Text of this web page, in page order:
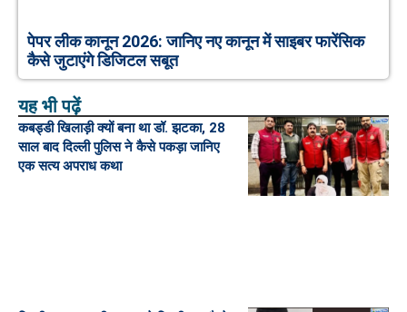
पेपर लीक कानून 2026: जानिए नए कानून में साइबर फारेंसिक
कैसे जुटाएंगे डिजिटल सबूत
यह भी पढ़ें
कबड्डी खिलाड़ी क्यों बना था डॉ. झटका, 28
साल बाद दिल्ली पुलिस ने कैसे पकड़ा जानिए
एक सत्य अपराध कथा